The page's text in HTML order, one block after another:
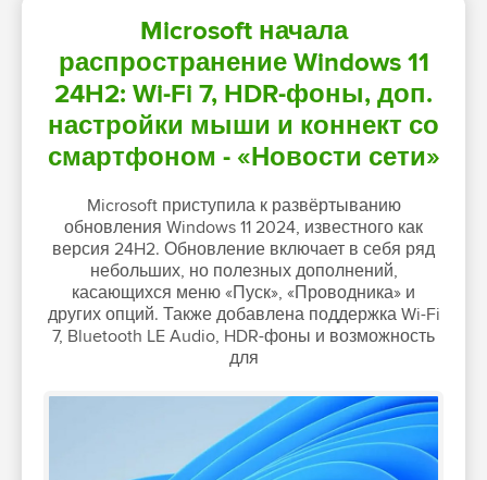
Microsoft начала
распространение Windows 11
24H2: Wi-Fi 7, HDR-фоны, доп.
настройки мыши и коннект со
смартфоном - «Новости сети»
Microsoft приступила к развёртыванию
обновления Windows 11 2024, известного как
версия 24H2. Обновление включает в себя ряд
небольших, но полезных дополнений,
касающихся меню «Пуск», «Проводника» и
других опций. Также добавлена поддержка Wi-Fi
7, Bluetooth LE Audio, HDR-фоны и возможность
для